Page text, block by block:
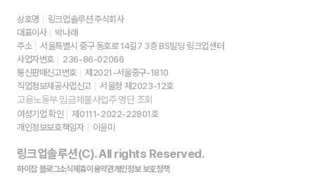
상호명
링크업솔루션 주식회사
대표이사
박나래
주소
서울특별시 중구 동호로 14길7 3층 BS빌딩 링크업센터
사업자번호
236-86-02066
통신판매신고번호
제2021-서울중구-1810
직업정보제공사업신고
서울청 제2023-12호
고용노동부 임금체불사업주 명단 조회
여성기업 확인
제0111-2022-22801호
개인정보보호책임자
이윤미
링크업솔루션(C). All rights Reserved.
하이잡 블로그소식제휴이용약관개인정보 보호정책